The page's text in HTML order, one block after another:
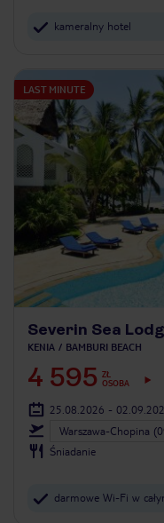
kameralny hotel
LAST MINUTE
Severin Sea
KENIA BAMBURI BEACH
4 595 ZŁ
OSOBA
25.08.2026 -
Warszawa-Chopina
Śniadanie
darmowe Wi-Fi w